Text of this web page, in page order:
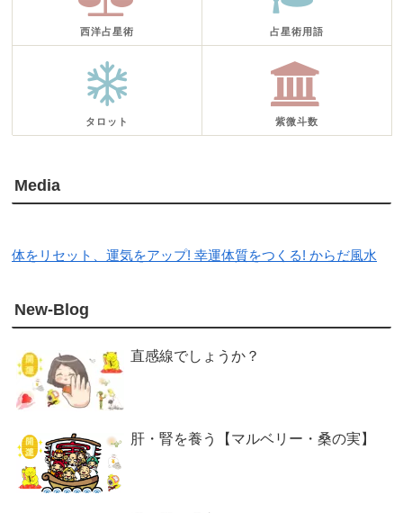
西洋占星術 占星術用語
タロット 紫微斗数
Media
体をリセット、運気をアップ! 幸運体質をつくる! からだ風水
New-Blog
直感線でしょうか？
肝・腎を養う【マルベリー・桑の実】